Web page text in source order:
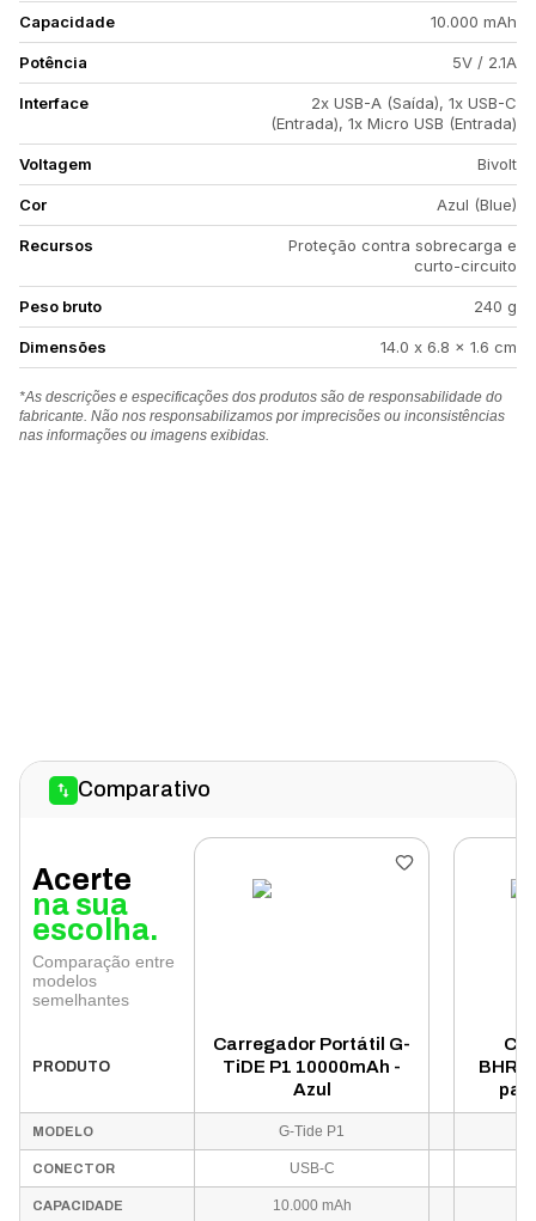
Capacidade 10.000 mAh
Potência 5V / 2.1A
Interface
2x USB-A (Saída), 1x USB-C
(Entrada), 1x Micro USB (Entrada)
Voltagem Bivolt
Cor Azul (Blue)
Recursos
Proteção contra sobrecarga e
curto-circuito
Peso bruto 240 g
Dimensões 14.0 x 6.8 x 1.6 cm
*As descrições e especificações dos produtos são de responsabilidade do
fabricante. Não nos responsabilizamos por imprecisões ou inconsistências
nas informações ou imagens exibidas.
Comparativo
Acerte
na sua
escolha.
Comparação entre
modelos
semelhantes
PRODUTO
Carregador Portátil G-
TiDE P1 10000mAh -
Azul
MODELO G-Tide P1
CONECTOR USB-C
CAPACIDADE 10.000 mAh